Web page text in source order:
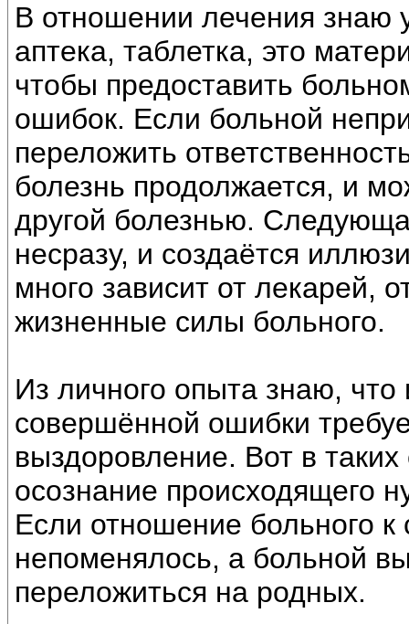
В отношении лечения знаю
аптека, таблетка, это
чтобы предоставить
ошибок. Если больной
переложить
болезнь продолжается, и
другой болезнью.
несразу, и создаётся
много зависит от лекарей,
жизненные силы больного.
Из личного опыта знаю, что
совершённой ошибки
выздоровление. Вот в
осознание происходящего
Если отношение больного к
непоменялось, а больной
переложиться на родных.